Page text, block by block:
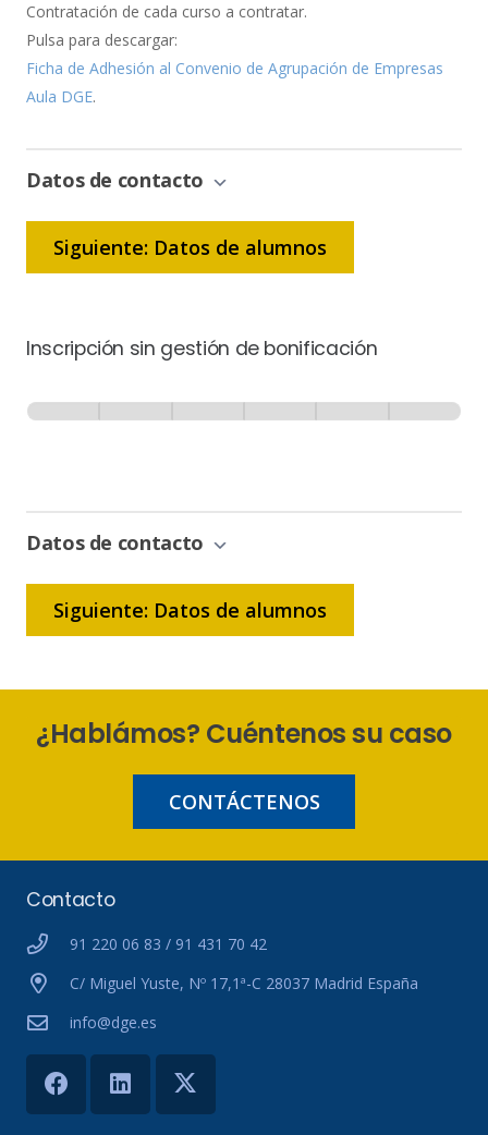
Contratación de cada curso a contratar.
Pulsa para descargar:
Ficha de Adhesión al Convenio de Agrupación de Empresas
Aula DGE.
Datos de contacto
Siguiente: Datos de alumnos
Inscripción sin gestión de bonificación
-
Bonificación
Datos de contacto
Siguiente: Datos de alumnos
¿Hablámos? Cuéntenos su caso
CONTÁCTENOS
Contacto
91 220 06 83 / 91 431 70 42
C/ Miguel Yuste, Nº 17,1ª-C 28037 Madrid España
info@dge.es